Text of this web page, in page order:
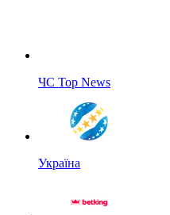
ЧС Top News
Україна